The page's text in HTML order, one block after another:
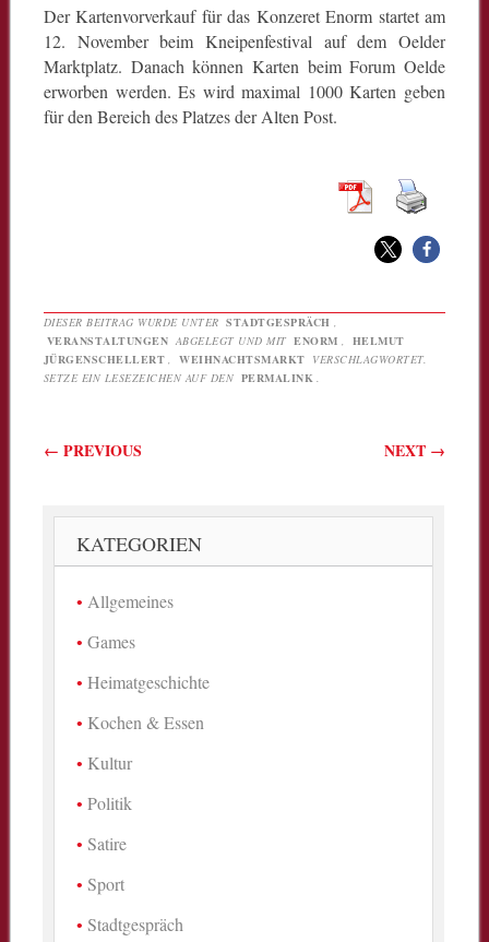
Der Kartenvorverkauf für das Konzeret Enorm startet am
12. November beim Kneipenfestival auf dem Oelder
Marktplatz. Danach können Karten beim Forum Oelde
erworben werden. Es wird maximal 1000 Karten geben
für den Bereich des Platzes der Alten Post.
DIESER BEITRAG WURDE UNTER STADTGESPRÄCH ,
VERANSTALTUNGEN ABGELEGT UND MIT ENORM ,
HELMUT
JÜRGENSCHELLERT , WEIHNACHTSMARKT VERSCHLAGWORTET.
SETZE EIN LESEZEICHEN AUF DEN PERMALINK .
Beitragsnavigation
← PREVIOUS NEXT →
KATEGORIEN
Allgemeines
Games
Heimatgeschichte
Kochen & Essen
Kultur
Politik
Satire
Sport
Stadtgespräch